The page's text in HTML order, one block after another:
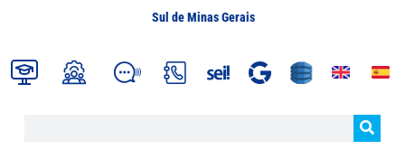
Sul de Minas Gerais